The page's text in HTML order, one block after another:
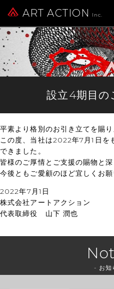
ART ACTION Inc.
設立4期目の
平素より格別のお引き立てを賜り
この度、当社は2022年7月1日を
できました。
皆様のご厚情とご支援の賜物と深
今後ともご愛顧のほど宜しくお願
2022年7月1日
株式会社アートアクション
代表取締役 山下 潤也
- お知